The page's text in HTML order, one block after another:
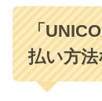
「
払い方